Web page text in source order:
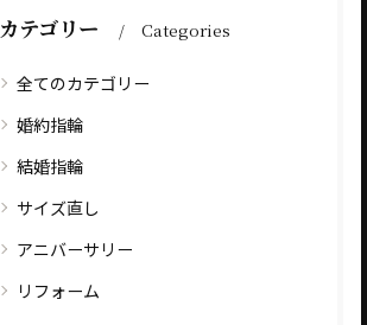
カテゴリー Categories
全てのカテゴリー
婚約指輪
結婚指輪
サイズ直し
アニバーサリー
リフォーム